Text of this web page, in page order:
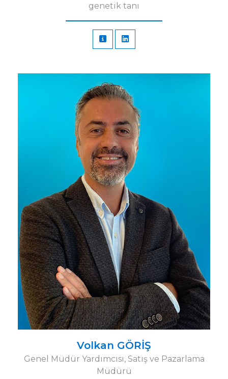
genetik tanı
Volkan GÖRİŞ
Genel Müdür Yardımcısı, Satış ve Pazarlama
Müdürü